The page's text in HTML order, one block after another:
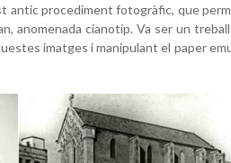
antic procediment fotogràfic, que
anomenada cianotip. Va ser un
imatges i manipulant el paper